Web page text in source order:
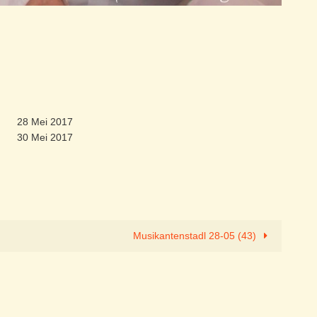
28 Mei 2017
30 Mei 2017
Musikantenstadl 28-05 (43)